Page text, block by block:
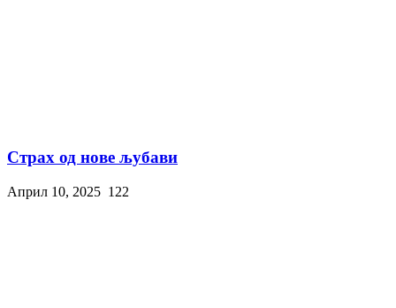
Страх од нове љубави
Април 10, 2025 122